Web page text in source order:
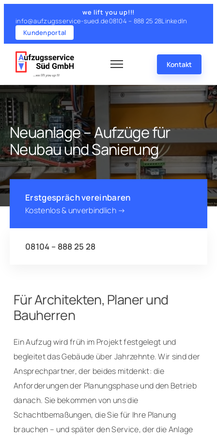
Inhalt
springen
we lift you up!!!
info@aufzugsservice-sued.de08104 – 888 25 28LinkedIn
Kundenportal
Kontakt
Neuanlage – Aufzüge für
Neubau und Sanierung
Erstgespräch vereinbaren
Kostenlos & unverbindlich →
08104 – 888 25 28
Für Architekten, Planer und
Bauherren
Ein Aufzug wird früh im Projekt festgelegt und
begleitet das Gebäude über Jahrzehnte. Wir sind der
Ansprechpartner, der beides mitdenkt: die
Anforderungen der Planungsphase und den Betrieb
danach. Sie bekommen von uns die
Schachtbemaßungen, die Sie für Ihre Planung
brauchen – und später den Service, der die Anlage